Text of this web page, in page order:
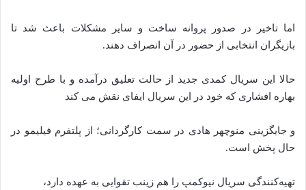
اما تاخیر در صدور پروانه ساخت و سایر مشکلات باعث شد تا
بازیگران انتخابی از حضور در آن انصراف دهند.
حالا این سریال کمدی جدید از حالت تعلیق درآمده و با طرح اولیه
بهاره افشاری که خود در این سریال ایفای نقش می کند
و جایگزینی منوچهر هادی در سمت کارگردانی؛ از پلتفرم فیلیمو در
حال پخش است.
تهیه‌کنندگی سریال نیوکمپ را هم زینب تقوایی به عهده دارد،